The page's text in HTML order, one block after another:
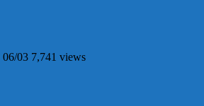
06/03 7,741 views